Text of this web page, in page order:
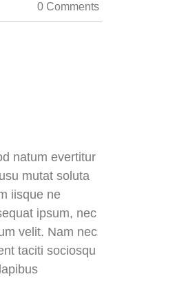
0 Comments
natum evertitur
mutat soluta
iisque ne
ipsum, nec
velit. Nam nec
taciti sociosqu